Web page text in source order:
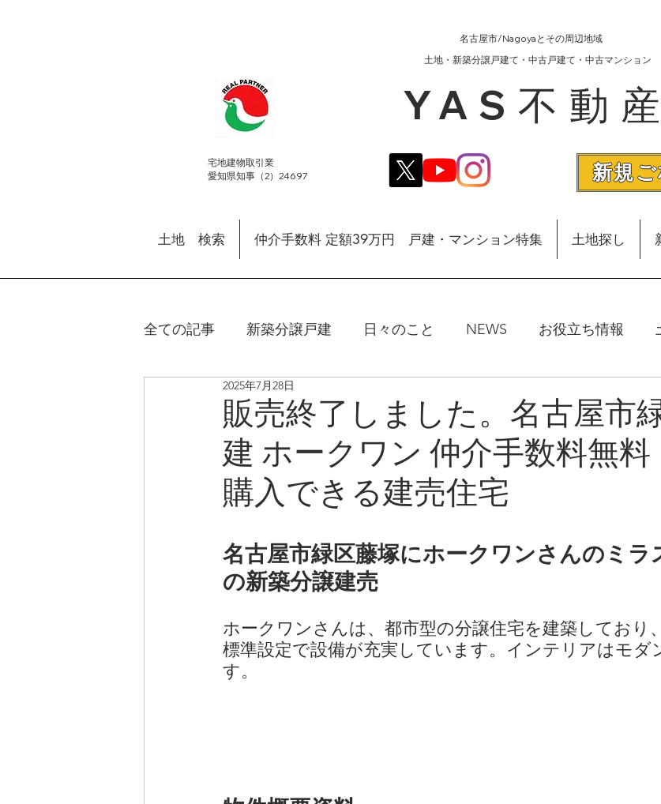
​宅地建物取引業
愛知県知事（2）24697
名古屋市/Nagoyaとその周辺地域
​土地・新築分譲戸建て・中古戸建て・中古マンション
YAS不動産
新規
土地 検索 仲介手数料 定額39万円 戸建・マンション特集 土地探し
全ての記事 新築分譲戸建 日々のこと NEWS お役立ち情報
リノベ中古戸建・マンション
販売終了しました。名古屋市
建 ホークワン 仲介手数料無
購入できる建売住宅
2025年7月28日
名古屋市緑区藤塚にホークワンさんのミラ
の新築分譲建売
ホークワンさんは、都市型の分譲住宅を建築しており
標準設定で設備が充実しています。インテリアはモダ
す。